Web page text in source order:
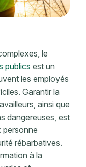
le
publics est un
les employés
Garantir la
ainsi que
dangereuses, est
personne
rébarbatives.
à la